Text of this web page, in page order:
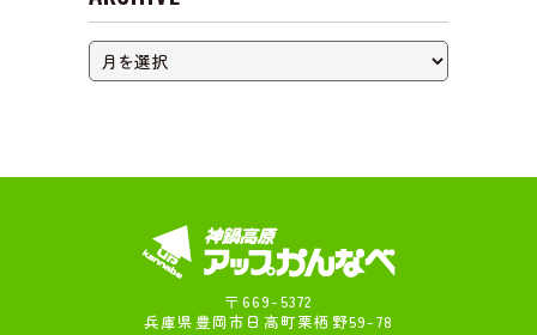
〒669-5372
兵庫県豊岡市日高町栗栖野59-78